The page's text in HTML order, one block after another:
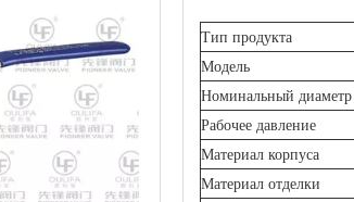
Тип продукта
Модель
Номинальный диаметр
Рабочее давление
Материал корпуса
Материал отделки